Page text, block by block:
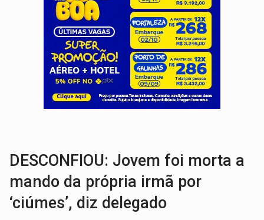
HOMENAGEM: Cientistas cassados pelo AI-5 se tornam pesquisadores
VÍDEO:Líder religioso é preso por abusar de fiéis sob pretexto de
LEVANTAMENTO:Brasil tem uma história marcada por guerras, revoltas e
LAMENTÁVEL: Mulher é encontrada morta dentro de residência
OVNIS NA LUA:Cientistas alertam para possível base secreta no satélite
DESCONFIOU: Jovem foi morta a
mando da própria irmã por
‘ciúmes’, diz delegado